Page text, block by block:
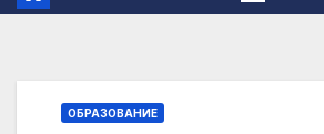
ОБРАЗОВАНИЕ